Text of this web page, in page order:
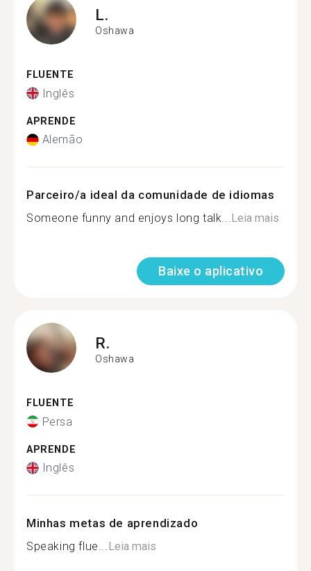
L.
Oshawa
FLUENTE
Inglês
APRENDE
Alemão
Parceiro/a ideal da comunidade de idiomas
Someone funny and enjoys long talk...Leia mais
Baixe o aplicativo
R.
Oshawa
FLUENTE
Persa
APRENDE
Inglês
Minhas metas de aprendizado
Speaking flue...Leia mais